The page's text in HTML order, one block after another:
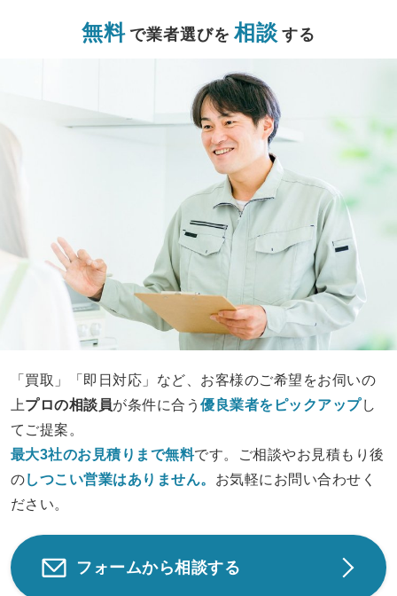
無料 で業者選びを 相談 する
「買取」「即日対応」など、お客様のご希望をお伺いの
上プロの相談員が条件に合う優良業者をピックアップし
てご提案。
最大3社のお見積りまで無料です。ご相談やお見積もり後
のしつこい営業はありません。 お気軽にお問い合わせく
ださい。
フォームから相談する